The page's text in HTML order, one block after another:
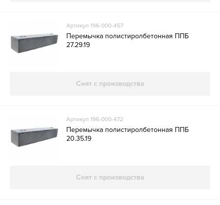
Артикул 196-000-457
Перемычка полистиролбетонная ППБ
27.29.19
Снят с производства
Артикул 196-000-472
Перемычка полистиролбетонная ППБ
20.35.19
Снят с производства